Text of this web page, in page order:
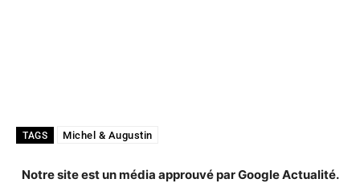
TAGS Michel & Augustin
Notre site est un média approuvé par Google Actualité.